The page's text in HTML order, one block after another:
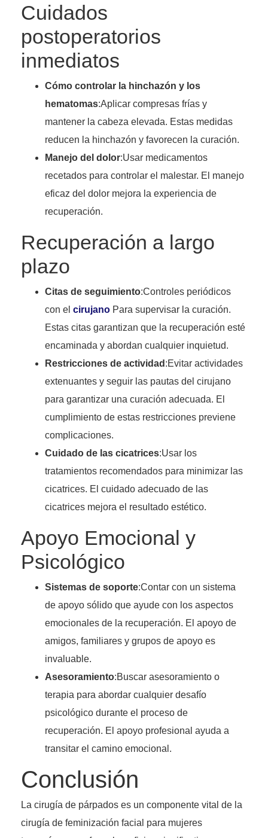
Cuidados
postoperatorios
inmediatos
Cómo controlar la hinchazón y los
hematomas:Aplicar compresas frías y
mantener la cabeza elevada. Estas medidas
reducen la hinchazón y favorecen la curación.
Manejo del dolor:Usar medicamentos
recetados para controlar el malestar. El manejo
eficaz del dolor mejora la experiencia de
recuperación.
Recuperación a largo
plazo
Citas de seguimiento:Controles periódicos
con el cirujano Para supervisar la curación.
Estas citas garantizan que la recuperación esté
encaminada y abordan cualquier inquietud.
Restricciones de actividad :Evitar actividades
extenuantes y seguir las pautas del cirujano
para garantizar una curación adecuada. El
cumplimiento de estas restricciones previene
complicaciones.
Cuidado de las cicatrices:Usar los
tratamientos recomendados para minimizar las
cicatrices. El cuidado adecuado de las
cicatrices mejora el resultado estético.
Apoyo Emocional y
Psicológico
Sistemas de soporte:Contar con un sistema
de apoyo sólido que ayude con los aspectos
emocionales de la recuperación. El apoyo de
amigos, familiares y grupos de apoyo es
invaluable.
Asesoramiento:Buscar asesoramiento o
terapia para abordar cualquier desafío
psicológico durante el proceso de
recuperación. El apoyo profesional ayuda a
transitar el camino emocional.
Conclusión
La cirugía de párpados es un componente vital de la
cirugía de feminización facial para mujeres